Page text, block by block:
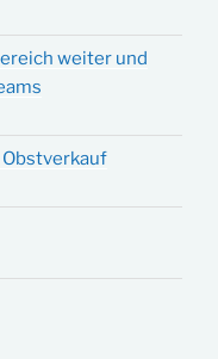
weiter und